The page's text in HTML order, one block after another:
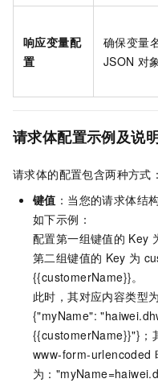
响应变量配
置
确保变量
JSON 对
请求体配置示例及说
请求体的配置包含两种方式
键值 ：当您的请求体结
如下示例：
配置第一组键值的 Key
第二组键值的 Key 为
{{customerName}}。
此时，其对应内容类型为
{"myName":
{{customerName}}"}；
www-form-urlencoded
为：